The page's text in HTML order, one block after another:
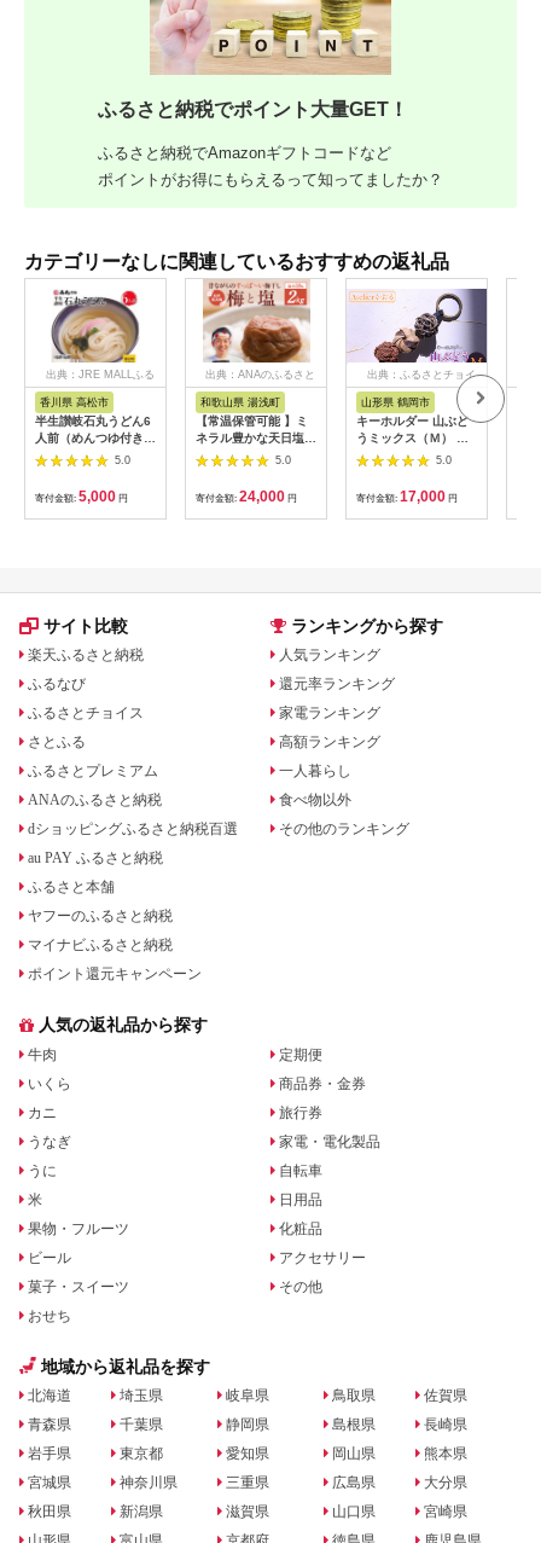
ふるさと納税でポイント大量GET！
ふるさと納税でAmazonギフトコードなど
ポイントがお得にもらえるって知ってましたか？
カテゴリーなしに関連しているおすすめの返礼品
出典：JRE MALLふる
さと納税
香川県 高松市
半生讃岐石丸うどん6
人前（めんつゆ付き）
麺300g×2袋
5.0
寄付金額: 5,000 円
出典：ANAのふるさと
和歌山県 湯浅町
【常温保管可能 】ミ
ネラル豊かな天日塩だ
けで漬けた無添加梅干
し2kg 梅ボーイズ｜
B201_EP6024
5.0
寄付金額: 24,000 円
出典：ふるさとチョイ
山形県 鶴岡市
キーホルダー 山ぶど
うミックス（Ｍ） 山
形県鶴岡市 アトリエ
かおる | 山葡萄 雑貨
キーホルダー ギフト
贈り物 お取り寄せ 返
礼品
5.0
寄付金額: 17,000 円
サイト比較
楽天ふるさと納税
ふるなび
ふるさとチョイス
さとふる
ふるさとプレミアム
ANAのふるさと納税
dショッピングふるさと納税百選
au PAY ふるさと納税
ふるさと本舗
ヤフーのふるさと納税
マイナビふるさと納税
ポイント還元キャンペーン
ランキングから探す
人気ランキング
還元率ランキング
家電ランキング
高額ランキング
一人暮らし
食べ物以外
その他のランキング
人気の返礼品から探す
牛肉
いくら
カニ
うなぎ
うに
米
果物・フルーツ
ビール
菓子・スイーツ
おせち
定期便
商品券・金券
旅行券
家電・電化製品
自転車
日用品
化粧品
アクセサリー
その他
地域から返礼品を探す
北海道
青森県
岩手県
宮城県
秋田県
埼玉県
千葉県
東京都
神奈川県
新潟県
岐阜県
静岡県
愛知県
三重県
滋賀県
鳥取県
島根県
岡山県
広島県
山口県
佐賀県
長崎県
熊本県
大分県
宮崎県